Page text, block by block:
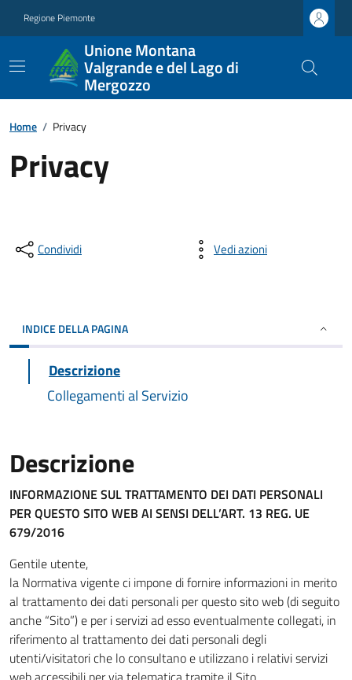
Regione Piemonte
Unione Montana
Valgrande e del Lago di
Mergozzo
Home / Privacy
Privacy
Condividi Vedi azioni
INDICE DELLA PAGINA
Descrizione
Collegamenti al Servizio
Descrizione
INFORMAZIONE SUL TRATTAMENTO DEI DATI PERSONALI
PER QUESTO SITO WEB AI SENSI DELL’ART. 13 REG. UE
679/2016
Gentile utente,
la Normativa vigente ci impone di fornire informazioni in merito
al trattamento dei dati personali per questo sito web (di seguito
anche “Sito”) e per i servizi ad esso eventualmente collegati, in
riferimento al trattamento dei dati personali degli
utenti/visitatori che lo consultano e utilizzano i relativi servizi